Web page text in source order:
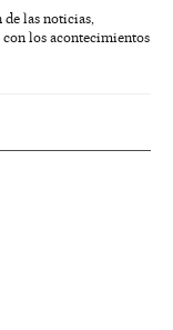
de las noticias,
los acontecimientos